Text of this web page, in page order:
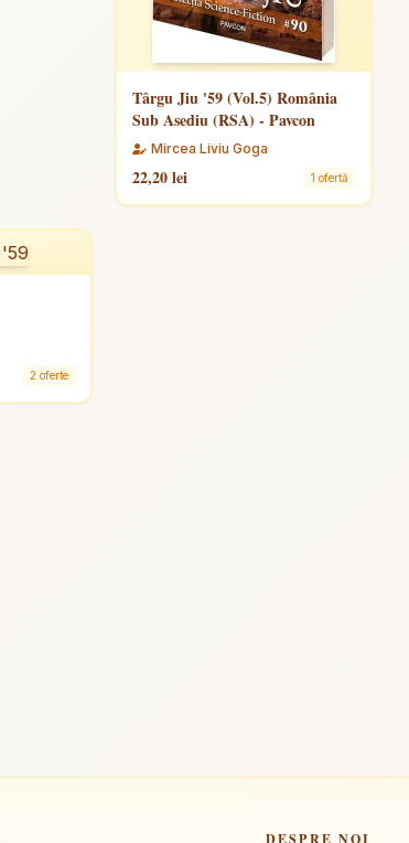
Târgu Jiu '59 (Vol.5) România
Sub Asediu (RSA) - Pavcon
Mircea Liviu Goga
22,20 lei 1 ofertă
2 oferte
DESPRE NOI